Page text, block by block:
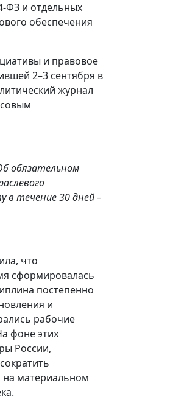
ФЗ и отдельных
обеспечения
и правовое
2–3 сентября в
журнал
обязательном
в течение 30 дней –
что
сформировалась
постепенно
и
рабочие
фоне этих
России,
на материальном